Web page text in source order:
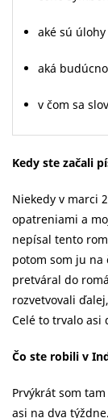
aké sú
aká
v čom sa
Kedy ste začali
Niekedy v marci
opatreniami a
nepísal tento
potom som ju na
pretváral do
rozvetvovali
Celé to trvalo asi
Čo ste robili v
Prvýkrát som
asi na dva